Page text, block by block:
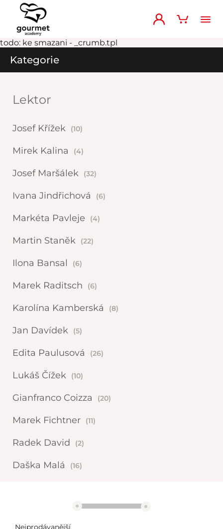
todo: ke smazani - _crumb.tpl
Kategorie
Lektor
Josef Křížek (10)
Mirek Kalina (4)
Josef Maršálek (32)
Ivana Jindřichová (6)
Markéta Pavleje (4)
Martin Staněk (22)
Ilona Bansal (6)
Marek Raditsch (6)
Karolína Kamberská (8)
Jan Davídek (5)
Edita Paulusová (26)
Lukáš Čížek (10)
Gianfranco Coizza (20)
Marek Fichtner (11)
Radek David (2)
Daška Malá (16)
Nejprodávanější